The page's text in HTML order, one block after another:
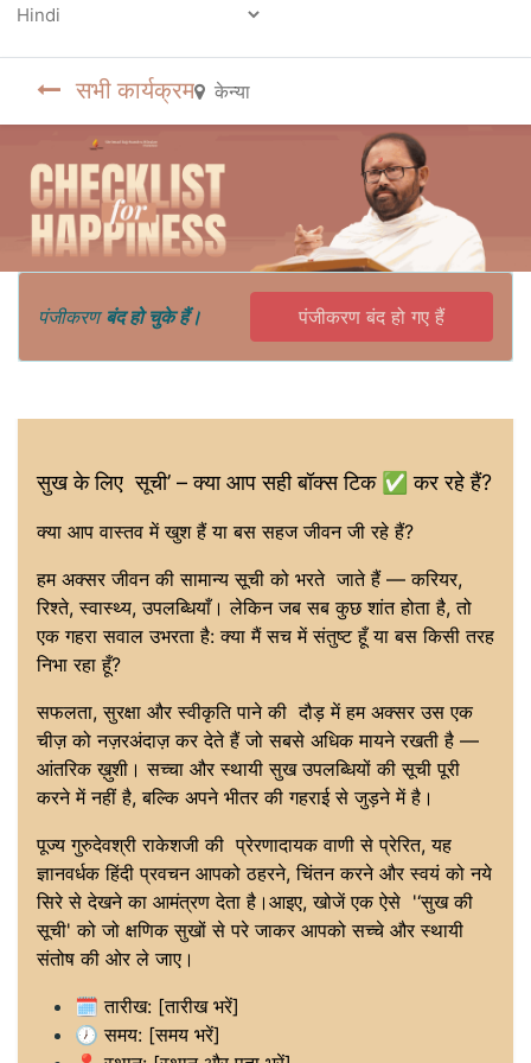
सभी कार्यक्रम केन्या
पंजीकरणबंद हो चुके हैं। पंजीकरण बंद हो गए हैं
सुख के लिए सूची’ – क्या आप सही बॉक्स टिक ✅ कर रहे हैं?
क्या आप वास्तव में खुश हैं या बस सहज जीवन जी रहे हैं?
हम अक्सर जीवन की सामान्य सूची को भरते जाते हैं — करियर,
रिश्ते, स्वास्थ्य, उपलब्धियाँ। लेकिन जब सब कुछ शांत होता है, तो
एक गहरा सवाल उभरता है: क्या मैं सच में संतुष्ट हूँ या बस किसी तरह
निभा रहा हूँ?
सफलता, सुरक्षा और स्वीकृति पाने की दौड़ में हम अक्सर उस एक
चीज़ को नज़रअंदाज़ कर देते हैं जो सबसे अधिक मायने रखती है —
आंतरिक ख़ुशी। सच्चा और स्थायी सुख उपलब्धियों की सूची पूरी
करने में नहीं है, बल्कि अपने भीतर की गहराई से जुड़ने में है।
पूज्य गुरुदेवश्री राकेशजी की प्रेरणादायक वाणी से प्रेरित, यह
ज्ञानवर्धक हिंदी प्रवचन आपको ठहरने, चिंतन करने और स्वयं को नये
सिरे से देखने का आमंत्रण देता है।आइए, खोजें एक ऐसे '‘सुख की
सूची' को जो क्षणिक सुखों से परे जाकर आपको सच्चे और स्थायी
संतोष की ओर ले जाए।
🗓 तारीख: [तारीख भरें]
🕖 समय: [समय भरें]